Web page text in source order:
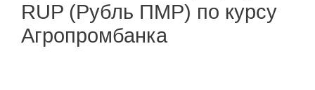
RUP (Рубль ПМР) по курсу
Агропромбанка